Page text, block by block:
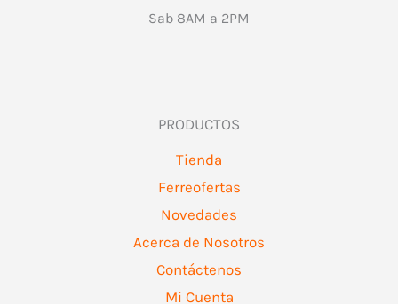
Sab 8AM a 2PM
PRODUCTOS
Tienda
Ferreofertas
Novedades
Acerca de Nosotros
Contáctenos
Mi Cuenta